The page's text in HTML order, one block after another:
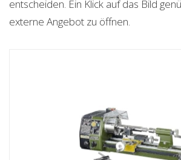
entscheiden. Ein Klick auf das Bild
externe Angebot zu öffnen.